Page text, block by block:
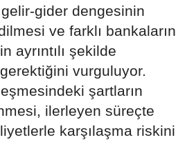
gider dengesinin
ve farklı bankaların
ayrıntılı şekilde
gerektiğini vurguluyor.
şartların
ilerleyen süreçte
karşılaşma riskini